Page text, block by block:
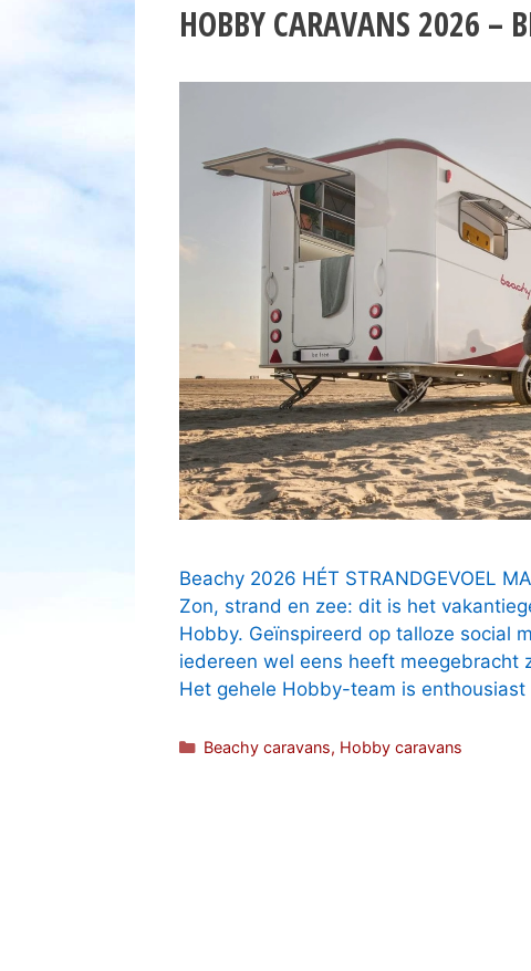
HOBBY CARAVANS 2026 –
Beachy 2026 HÉT STRANDGEVOEL
Zon, strand en zee: dit is het
Hobby. Geïnspireerd op talloze social
iedereen wel eens heeft meegebracht
Het gehele Hobby-team is
Categorieën
Beachy caravans, Hobby caravans